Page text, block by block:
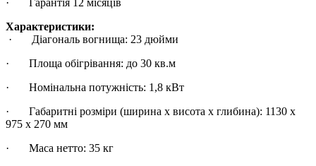
Характеристики:
· Діагональ вогнища: 23 дюйми
· Площа обігрівання: до 30 кв.м
· Номінальна потужність: 1,8 кВт
· Габаритні розміри (ширина х висота х глибина): 1130 х
975 х 270 мм
· Маса нетто: 35 кг